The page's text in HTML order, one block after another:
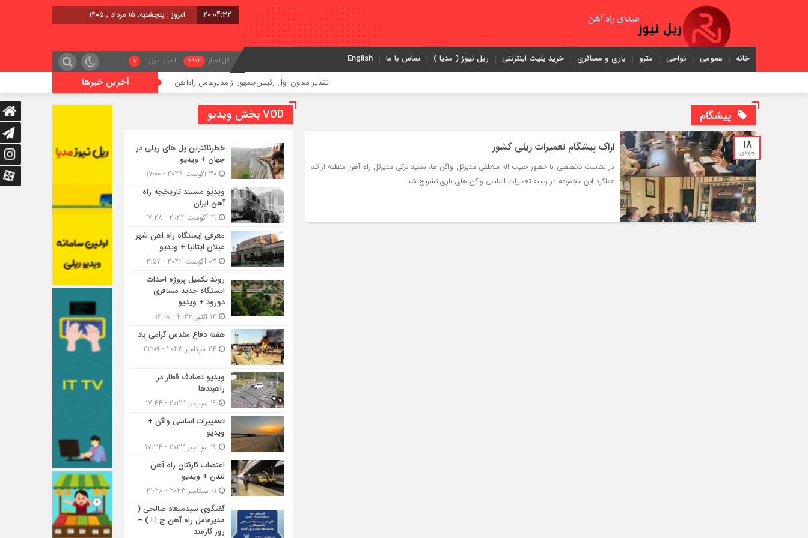
20:04:33 امروز : پنجشنبه, ۱۵ مرداد , ۱۴۰۵
خانه عمومی نواحی مترو باری و مسافری خرید بلیت اینترنتی ریل نیوز ( مدیا ) تماس با ما English کل اخبار 7972 اخبار امروز : 0
آخرین خبرها تقدیر معاون اول رئیس‌جمهور از مدیرعامل راه‌آهن اعزام قطار فوق‌العاده کرمان – خرمشهر
پیشگام
18
جولای اراک پیشگام تعمیرات ریلی کشور
️در نشست تخصصی با حضور حبیب اله ملاطفی مدیرکل واگن ها، سعید ترکی مدیرکل راه آهن منطقه اراک،
عملکرد این مجموعه در زمینه تعمیرات اساسی واگن های باری تشریح شد.
VOD بخش ویدیو
خطرناکترین پل های ریلی در
جهان + ویدیو
ویدیو مستند تاریخچه راه
آهن ایران
معرفی ایستگاه راه اهن شهر
میلان ایتالیا + ویدیو
روند تکمیل پروژه احداث
ایستگاه جدید مسافری
دورود + ویدیو
هفته دفاع مقدس گرامی باد
ویدیو تصادف قطار در
راهبندها
تعمییرات اساسی واگن +
ویدیو
اعتصاب کارکنان راه آهن
لندن + ویدیو
گفتگوی سیدمیعاد صالحی (
مدیرعامل راه آهن ج.ا.ا ) –
روز کارمند